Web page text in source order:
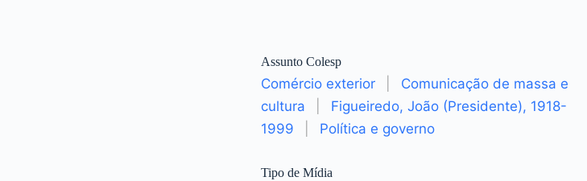
Assunto Colesp
Comércio exterior
Comunicação de massa e
cultura
Figueiredo, João (Presidente), 1918-
1999
Política e governo
Tipo de Mídia